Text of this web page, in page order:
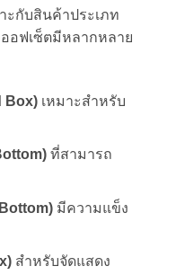
กับสินค้าประเภท
อฟเซ็ตมีหลากหลาย
Box)เหมาะสำหรับ
ที่สามารถ
มีความแข็ง
สำหรับจัดแสดง